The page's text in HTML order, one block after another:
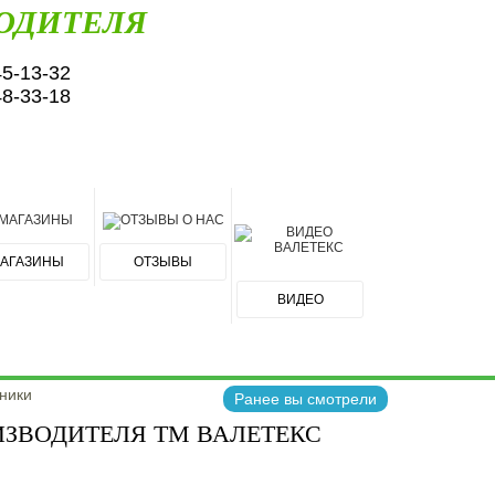
13-32
33-18
ОТЗЫВЫ
ВИДЕО
Ранее вы смотрели
ТМ ВАЛЕТЕКС